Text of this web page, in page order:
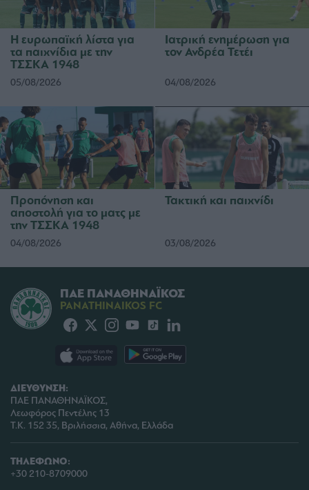
Η ευρωπαϊκή λίστα για
τα παιχνίδια με την
ΤΣΣΚΑ 1948
05/08/2026
Ιατρική ενημέρωση για
τον Ανδρέα Τετέι
04/08/2026
Προπόνηση και
αποστολή για το ματς με
την ΤΣΣΚΑ 1948
04/08/2026
Τακτική και παιχνίδι
03/08/2026
ΔΙΕΥΘΥΝΣΗ:
ΠΑΕ ΠΑΝΑΘΗΝΑΪΚΟΣ,
Λεωφόρος Πεντέλης 13
Τ.Κ. 152 35, Βριλήσσια, Αθήνα, Ελλάδα
ΤΗΛΕΦΩΝΟ:
+30 210-8709000
ΠΑΕ ΠΑΝΑΘΗΝΑΪΚΟΣ
PANATHINAIKOS FC